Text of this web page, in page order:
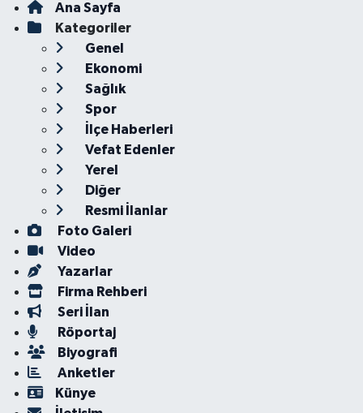
Ana Sayfa
Kategoriler
Genel
Ekonomi
Sağlık
Spor
İlçe Haberleri
Vefat Edenler
Yerel
Diğer
Resmi İlanlar
Foto Galeri
Video
Yazarlar
Firma Rehberi
Seri İlan
Röportaj
Biyografi
Anketler
Künye